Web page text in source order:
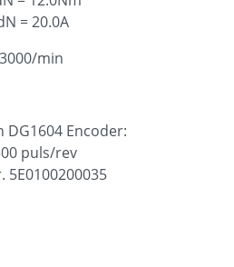
= 20.0A
3000/min
DG1604 Encoder:
puls/rev
5E0100200035